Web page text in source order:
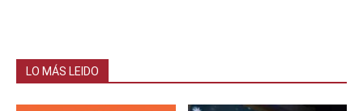
LO MÁS LEIDO